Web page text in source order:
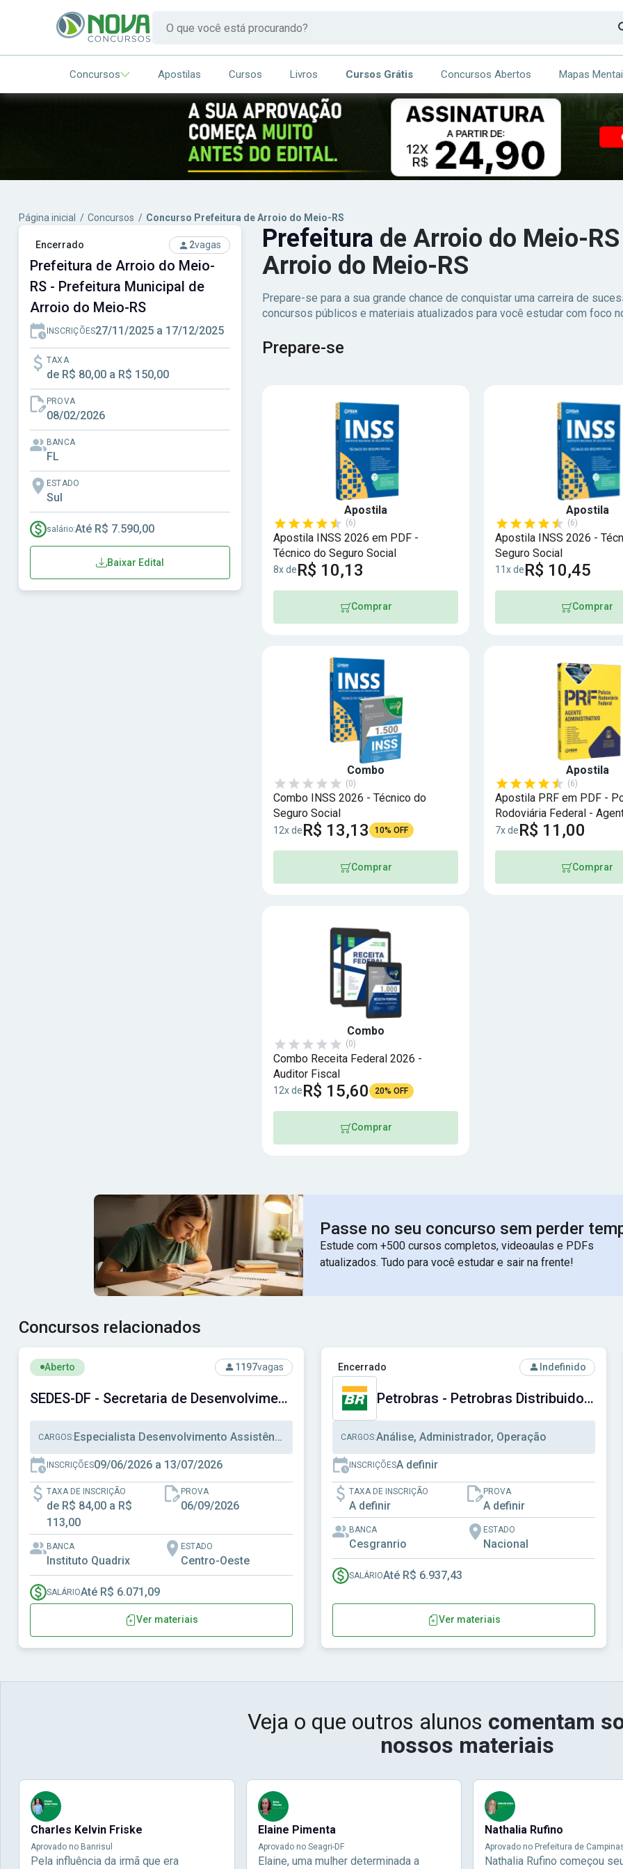
Concursos Apostilas Cursos Livros Cursos Grátis Concursos Abertos Mapas
Página inicial / Concursos / Concurso Prefeitura de Arroio do Meio-RS
Encerrado 2vagas
Prefeitura de Arroio do Meio-
RS - Prefeitura Municipal de
Arroio do Meio-RS
INSCRIÇÕES27/11/2025 a 17/12/2025
TAXA
de R$ 80,00 a R$ 150,00
PROVA
08/02/2026
BANCA
FL
ESTADO
Sul
salário:Até R$ 7.590,00
Baixar Edital
Prefeitura de Arroio do Meio-
Arroio do Meio-RS
Prepare-se para a sua grande chance de conquistar uma carreira de
concursos públicos e materiais atualizados para você estudar com foco
Prepare-se
Apostila
(6)
Apostila INSS 2026 em PDF -
Técnico do Seguro Social
8x deR$ 10,13
Comprar
Apostila
(6)
Apostila INSS 2026 -
Seguro Social
11x deR$ 10,45
Comprar
Combo
(0)
Combo INSS 2026 - Técnico do
Seguro Social
12x deR$ 13,13 10% OFF
Comprar
Apostila
(6)
Apostila PRF em PDF -
Rodoviária Federal -
Administrativo
7x deR$ 11,00
Comprar
Combo
(0)
Combo Receita Federal 2026 -
Auditor Fiscal
12x deR$ 15,60 20% OFF
Comprar
Passe no seu concurso sem perder
Estude com +500 cursos completos, videoaulas e PDFs
atualizados. Tudo para você estudar e sair na frente!
Concursos relacionados
Ver concurso: SEDES-DF - Secretaria de Desenvolvimento Social do Distrito Federal
Aberto 1197vagas
SEDES-DF - Secretaria de Desenvolvimento Social do Distrito Federal
CARGOS: Especialista Desenvolvimento Assistência Social, Técnico Desenvolvimento Assistência Social, Técnico Administrativo
INSCRIÇÕES09/06/2026 a 13/07/2026
TAXA DE INSCRIÇÃO
de R$ 84,00 a R$
113,00
PROVA
06/09/2026
BANCA
Instituto Quadrix
ESTADO
Centro-Oeste
SALÁRIOAté R$ 6.071,09
Ver materiais
Ver concurso: Petrobras - Petrobras Distribuidora S.A.
Encerrado Indefinido
Petrobras - Petrobras Distribuidora S.A.
CARGOS:Análise, Administrador, Operação
INSCRIÇÕESA definir
TAXA DE INSCRIÇÃO
A definir
PROVA
A definir
BANCA
Cesgranrio
ESTADO
Nacional
SALÁRIOAté R$ 6.937,43
Ver materiais
Veja o que outros alunos comentam
nossos materiais
Charles Kelvin Friske
Aprovado no Banrisul
Pela influência da irmã que era
Elaine Pimenta
Aprovado no Seagri-DF
Elaine, uma mulher determinada a
Nathalia Rufino
Aprovado no Prefeitura de
Nathalia Rufino começou